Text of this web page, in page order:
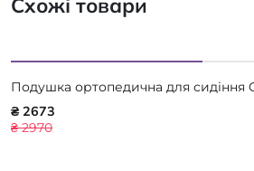
Схожі товари
Подушка ортопедична для сидіння
₴ 2673
₴ 2970